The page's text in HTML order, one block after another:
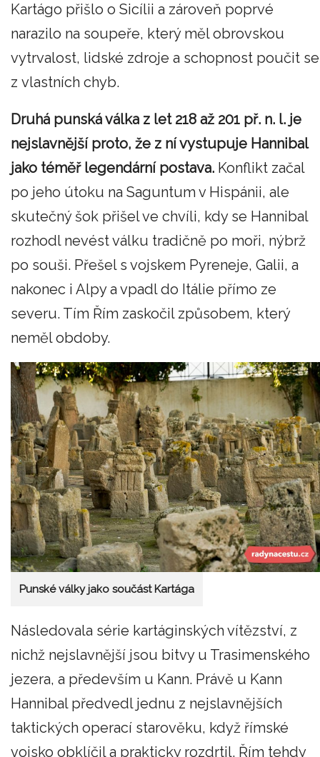
Kartágo přišlo o Sicílii a zároveň poprvé
narazilo na soupeře, který měl obrovskou
vytrvalost, lidské zdroje a schopnost poučit se
z vlastních chyb.
Druhá punská válka z let 218 až 201 př. n. l. je
nejslavnější proto, že z ní vystupuje Hannibal
jako téměř legendární postava. Konflikt začal
po jeho útoku na Saguntum v Hispánii, ale
skutečný šok přišel ve chvíli, kdy se Hannibal
rozhodl nevést válku tradičně po moři, nýbrž
po souši. Přešel s vojskem Pyreneje, Galii, a
nakonec i Alpy a vpadl do Itálie přímo ze
severu. Tím Řím zaskočil způsobem, který
neměl obdoby.
Punské války jako součást Kartága
Následovala série kartáginských vítězství, z
nichž nejslavnější jsou bitvy u Trasimenského
jezera, a především u Kann. Právě u Kann
Hannibal předvedl jednu z nejslavnějších
taktických operací starověku, když římské
vojsko obklíčil a prakticky rozdrtil. Řím tehdy